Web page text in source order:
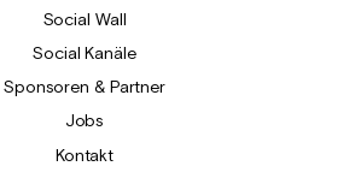
Social Wall
Social Kanäle
Sponsoren & Partner
Jobs
Kontakt